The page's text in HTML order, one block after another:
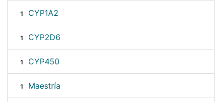
1 CYP1A2
1 CYP2D6
1 CYP450
1 Maestría